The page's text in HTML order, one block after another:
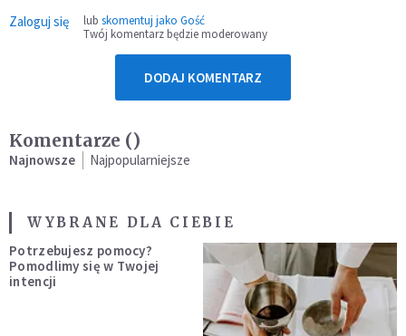
Zaloguj się lub skomentuj jako Gość
Twój komentarz będzie moderowany
DODAJ KOMENTARZ
Komentarze ()
Najnowsze Najpopularniejsze
WYBRANE DLA CIEBIE
Potrzebujesz pomocy?
Pomodlimy się w Twojej
intencji